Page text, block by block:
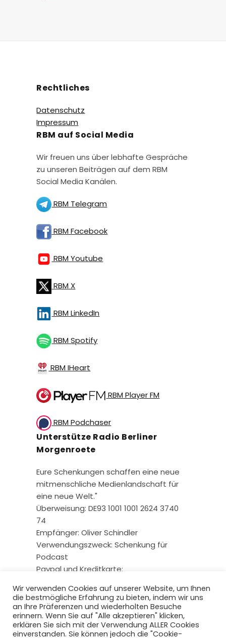
Rechtliches
Datenschutz
Impressum
RBM auf Social Media
Wir freuen uns über lebhafte Gespräche
zu unseren Beiträgen auf dem RBM
Social Media Kanälen.
RBM Telegram
RBM Facebook
RBM Youtube
RBM X
RBM LinkedIn
RBM Spotify
RBM IHeart
RBM Player FM
RBM Podchaser
Unterstütze Radio Berliner
Morgenroete
Eure Schenkungen schaffen eine neue
mitmenschliche Medienlandschaft für
eine neue Welt."
Überweisung: DE93 1001 1001 2624 3740
74
Empfänger: Oliver Schindler
Verwendungszweck: Schenkung für
Podcast
Paypal und Kreditkarte:
Wir verwenden Cookies auf unserer Website, um Ihnen
die bestmögliche Erfahrung zu bieten, indem wir uns
an Ihre Präferenzen und wiederholten Besuche
erinnern. Wenn Sie auf "Alle akzeptieren" klicken,
erklären Sie sich mit der Verwendung ALLER Cookies
einverstanden. Sie können jedoch die "Cookie-